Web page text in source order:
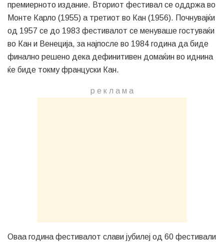
премиерното издание. Вториот фестивал се оддржа во
Монте Карло (1955) а третиот во Кан (1956). Почнувајќи
од 1957 се до 1983 фестивалот се менуваше гостуваќи
во Кан и Венеција, за најпосле во 1984 година да биде
финално решено дека дефинитивен домаќин во иднина
ќе биде токму француски Кан.
р е к л а м a
Оваа година фестивалот слави јубилеј од 60 фестивали